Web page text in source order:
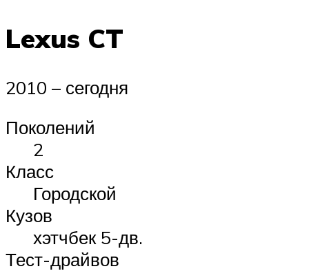
Lexus CT
2010 – сегодня
Поколений
2
Класс
Городской
Кузов
хэтчбек 5-дв.
Тест-драйвов